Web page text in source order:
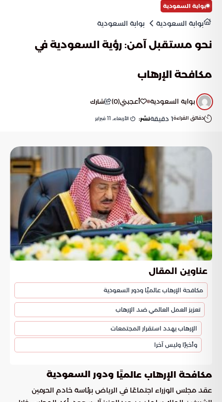
بوابة السعودية
بوابة السعودية بوابة السعودية
نحو مستقبل آمن: رؤية السعودية في
مكافحة الإرهاب
بوابة السعودية أعجبني(
0
) شارك
دقائق القراءة1 دقيقةنشر: الأربعاء, 11 فبراير
عناوين المقال
مكافحة الإرهاب عالميًا ودور السعودية
تعزيز العمل العالمي ضد الإرهاب
الإرهاب يهدد استقرار المجتمعات
وأخيرًا وليس آخرا
مكافحة الإرهاب عالميًا ودور السعودية
عقد مجلس الوزراء اجتماعًا في الرياض برئاسة خادم الحرمين